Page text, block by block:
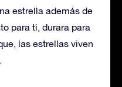
estrella además de
para ti, durara para
las estrellas viven